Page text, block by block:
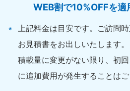
WEB割で10%OFFを適
上記料金は目安です。ご訪問
お見積書をお出しいたします。
積載量に変更がない限り、初
に追加費用が発生することはご